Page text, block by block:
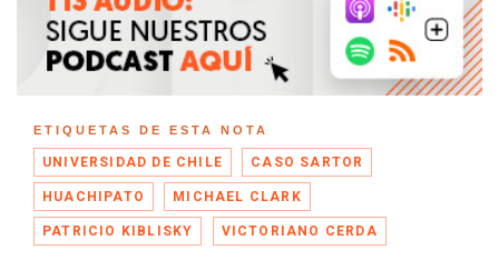
ETIQUETAS DE ESTA NOTA
UNIVERSIDAD DE CHILE CASO SARTOR
HUACHIPATO MICHAEL CLARK
PATRICIO KIBLISKY VICTORIANO CERDA